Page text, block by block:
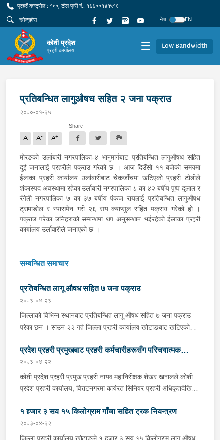
प्रहरी कन्ट्रोल : १००, टोल फ्री नं.: १६६००१४१५१६
नेपा
EN
कोशी प्रदेश
प्रहरी कार्यालय Low Bandwidth
प्रतिबन्धित लागुऔषध सहित २ जना पक्राउ
२०८०-०१-२५
A A- A+
Share
मोरङको उर्लाबारी नगरपालिका-४ भानुमार्गबाट प्रतिबन्धित लागुऔषध सहित
दुई जनालाई प्रहरीले पक्राउ गरेको छ । आज दिउँसो ११ बजेको समयमा
ईलाका प्रहरी कार्यालय उर्लाबारीबाट चेकजाँचमा खटिएको प्रहरी टोलीले
शंकास्पद अवस्थामा रहेका उर्लाबारी नगरपालिका ८ का ४२ बर्षीय पुष्प दुलाल र
रंगेली नगरपालिका ७ का ३७ बर्षीय पंकज रायलाई प्रतिबन्धित लागुऔषध
ट्रामाडोल र स्पासपेन गरी २६ सय क्याप्सुल सहित पक्राउ गरेको हो ।
पक्राउ परेका उनिहरुको सम्बन्धमा थप अनुसन्धान भईरहेको ईलाका प्रहरी
कार्यालय उर्लावारीले जनाएको छ ।
सम्बन्धित समाचार
प्रतिबन्धित लागू औषध सहित ७ जना पक्राउ
२०८३-०४-२३
जिल्लाको विभिन्न स्थानबाट प्रतिबन्धित लागू औषध सहित ७ जना पक्राउ
परेका छन । साउन २२ गते जिल्ला प्रहरी कार्यालय खोटाङबाट खटिएको
स्थित मध्यपहाडी लोकमार्गको जंगलमा शंकास्पद अवस्थामा रोकिराखेको
प्र.१-०२-००२ ख ००८३ नम्बरको ट्रक चेकजाँच गर्दा चालक बस्ने भाग र
पछाडिको डालाको बिचमा फल्स बटम बनाई लुकाई छिपाई राखेको अवस्थामा
१३ सय १५ किलो गाँजा फेला पारी ट्रक नियन्त्रणमा लिएको छ । त्यसैगरी
संयुक्त टोलीले मोरङको विराटनगर महानगरपालिका-१५ सुनसरी आयल्स
ट्रेडर्स अगाडिबाट भारत बिहार अररिया जिल्ला जोगवनी बस्ने २२ वर्षीय
साहिल पाण्डे र मोरङ बेलबारी नगरपालिका-११ बस्ने ५३ वर्षीय प्रकाश
प्रदेश प्रहरी प्रमुखबाट प्रहरी कर्मचारीहरूसँग परिचयात्मक
भेटघाट तथा अन्तरक्रिया
२०८३-०४-२२
कोशी प्रदेश प्रहरी प्रमुख प्रहरी नायव महानिरीक्षक शेखर खनालले कोशी
प्रदेश प्रहरी कार्यालय, विराटनगरमा कार्यरत सिनियर प्रहरी अधिकृतदेखि
अन्तरक्रिया गर्नुभएको छ । साउन २२ गते कोशी प्रदेश प्रहरी कार्यालयको
सभाहलमा आयोजित कार्यक्रममा उहाँले अन्तरक्रियाका क्रममा प्रहरी
कर्मचारीहरूले उठाएका समस्या, गुनासा, जिज्ञासा तथा सुझावहरूलाई
१ हजार ३ सय १५ किलोग्राम गाँजा सहित ट्रक नियन्त्रण
२०८३-०४-२२
जिल्ला प्रहरी कार्यालय खोटाङले १ हजार ३ सय १५ किलोग्राम लागू औषध